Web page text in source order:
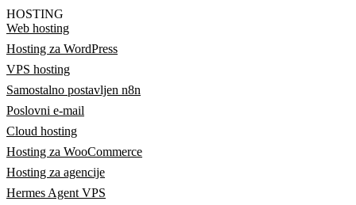
HOSTING
Web hosting
Hosting za WordPress
VPS hosting
Samostalno postavljen n8n
Poslovni e-mail
Cloud hosting
Hosting za WooCommerce
Hosting za agencije
Hermes Agent VPS